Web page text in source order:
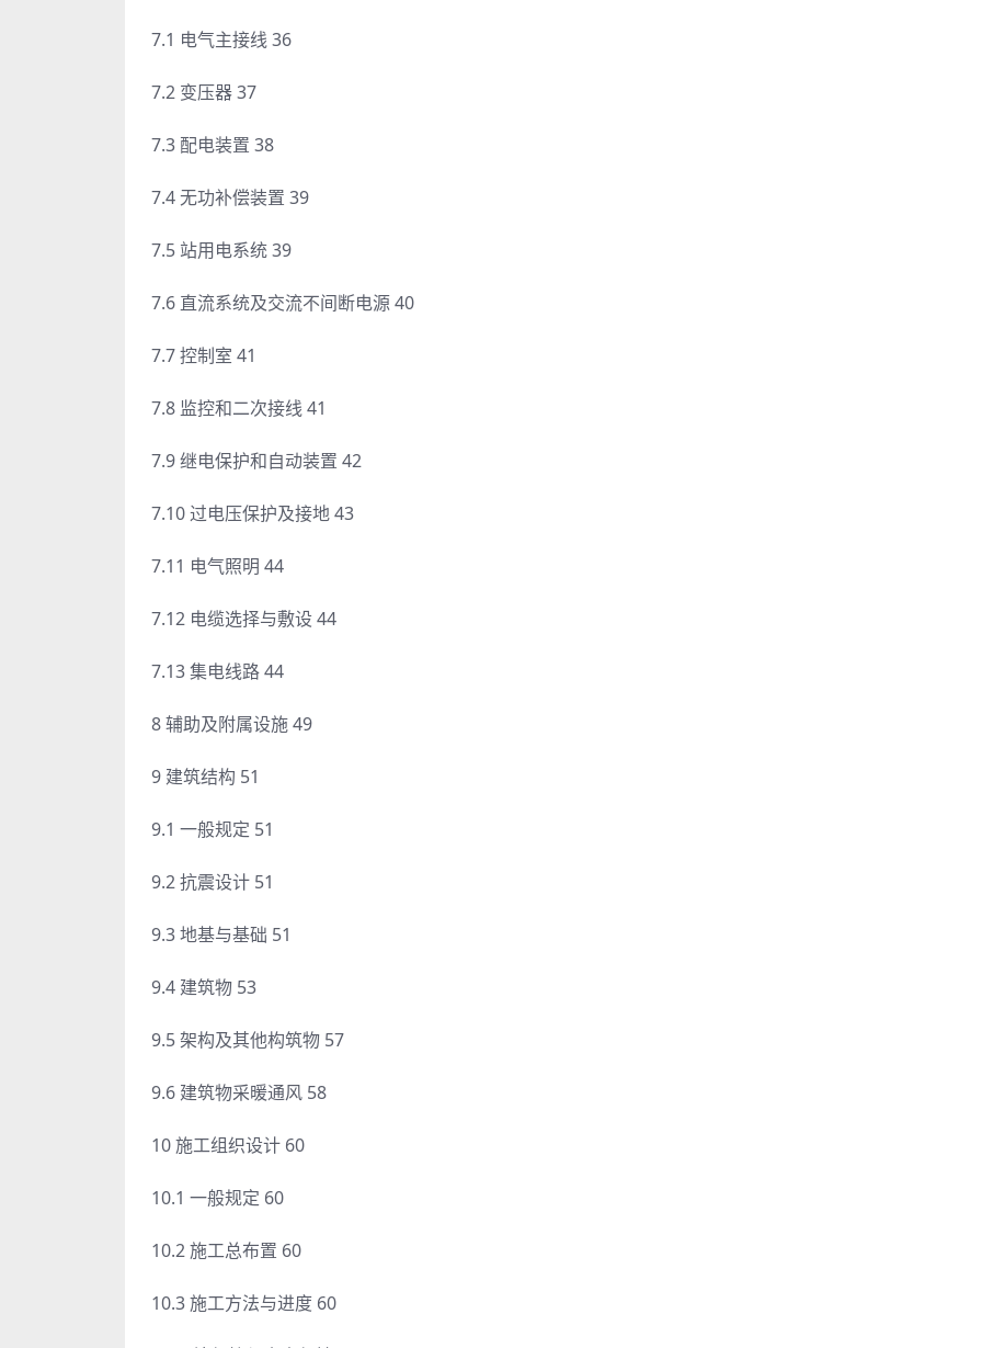
7.1 电气主接线 36
7.2 变压器 37
7.3 配电装置 38
7.4 无功补偿装置 39
7.5 站用电系统 39
7.6 直流系统及交流不间断电源 40
7.7 控制室 41
7.8 监控和二次接线 41
7.9 继电保护和自动装置 42
7.10 过电压保护及接地 43
7.11 电气照明 44
7.12 电缆选择与敷设 44
7.13 集电线路 44
8 辅助及附属设施 49
9 建筑结构 51
9.1 一般规定 51
9.2 抗震设计 51
9.3 地基与基础 51
9.4 建筑物 53
9.5 架构及其他构筑物 57
9.6 建筑物采暖通风 58
10 施工组织设计 60
10.1 一般规定 60
10.2 施工总布置 60
10.3 施工方法与进度 60